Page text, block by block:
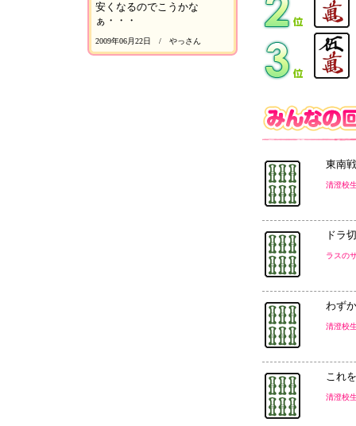
安くなるのでこうかな
ぁ・・・
2009年06月22日 / やっさん
東南
清澄
ドラ
ラス
わず
清澄
これ
清澄